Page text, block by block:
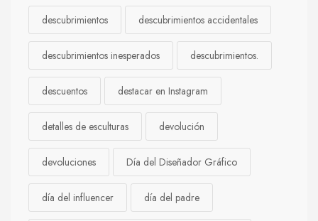
descubrimientos descubrimientos accidentales
descubrimientos inesperados descubrimientos.
descuentos destacar en Instagram
detalles de esculturas devolución
devoluciones Día del Diseñador Gráfico
día del influencer día del padre